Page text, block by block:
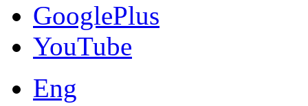
GooglePlus
YouTube
Eng